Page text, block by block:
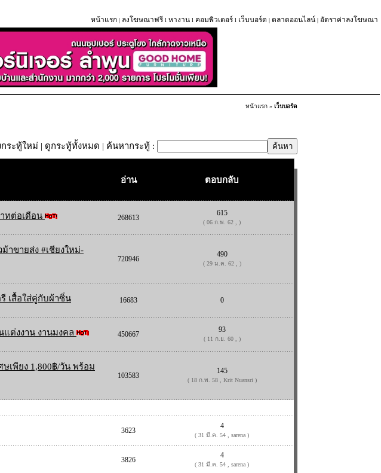
หน้าแรก | ลงโฆษณาฟรี l หางาน l คอมพิวเตอร์ l เว็บบอร์ด | ตลาดออนไลน์ | อัตราค่าลงโฆษณา
หน้าแรก » เว็บบอร์ด
กระทู้ใหม่ | ดูกระทู้ทั้งหมด | ค้นหากระทู้ :
อ่าน ตอบกลับ
ทต่อเดือน 268613
615
( 06 ก.พ. 62 , )
าขายส่ง #เชียงใหม่-
720946
490
( 29 ม.ค. 62 , )
เสื้อใส่คู่กับผ้าซิ่น 16683 0
แต่งงาน งานมงคล 450667
93
( 11 ก.ย. 60 , )
เพียง 1,800฿/วัน พร้อม
103583
145
( 18 ก.พ. 58 , Krit Nuansri )
3623
4
( 31 มี.ค. 54 , sarena )
3826
4
( 31 มี.ค. 54 , sarena )